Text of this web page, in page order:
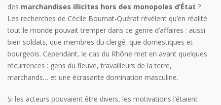
des marchandises illicites hors des monopoles d’État ?
Les recherches de Cécile Bournat-Quérat révèlent qu’en réalité
tout le monde pouvait tremper dans ce genre d’affaires : aussi
bien soldats, que membres du clergé, que domestiques et
bourgeois. Cependant, le cas du Rhône met en avant quelques
récurrences : gens du fleuve, travailleurs de la terre,
marchands… et une écrasante domination masculine.
Si les acteurs pouvaient être divers, les motivations l’étaient